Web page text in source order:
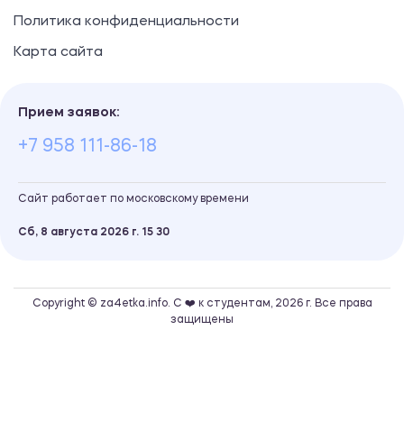
Политика конфиденциальности
Карта сайта
Прием заявок:
+7 958 111-86-18
Сайт работает по московскому времени
Сб, 8 августа 2026 г. 15 30
Copyright © za4etka.info. С ❤️ к студентам, 2026 г. Все права
защищены